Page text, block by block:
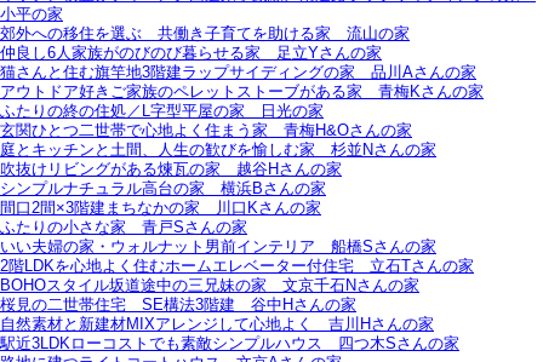
小平の家
郊外への移住を選ぶ＿共働き子育てを助ける家＿流山の家
仲良し6人家族がのびのび暮らせる家＿足立Yさんの家
猫さんと住む旗竿地3階建ラップサイディングの家＿品川Aさんの家
アウトドア好きご家族のペレットストーブがある家＿青梅Kさんの家
ふたりの終の住処／L字型平屋の家＿日光の家
玄関ひとつ二世帯で心地よく住まう家＿青梅H&Oさんの家
庭とキッチンと土間、人生の歓びを愉しむ家＿杉並Nさんの家
吹抜けリビングがある煉瓦の家＿越谷Hさんの家
シンプルナチュラル高台の家＿横浜Bさんの家
間口2間×3階建まちなかの家＿川口Kさんの家
ふたりの小さな家＿青戸Sさんの家
いい夫婦の家・ウォルナット男前インテリア＿船橋Sさんの家
2階LDKを心地よく住むホームエレベーター付住宅＿立石Tさんの家
BOHOスタイル坂道途中の三兄妹の家＿文京千石Nさんの家
桜見の二世帯住宅＿SE構法3階建＿谷中Hさんの家
自然素材と新建材MIXアレンジして心地よく＿吉川Hさんの家
駅近3LDKローコストでも素敵シンプルハウス＿四つ木Sさんの家